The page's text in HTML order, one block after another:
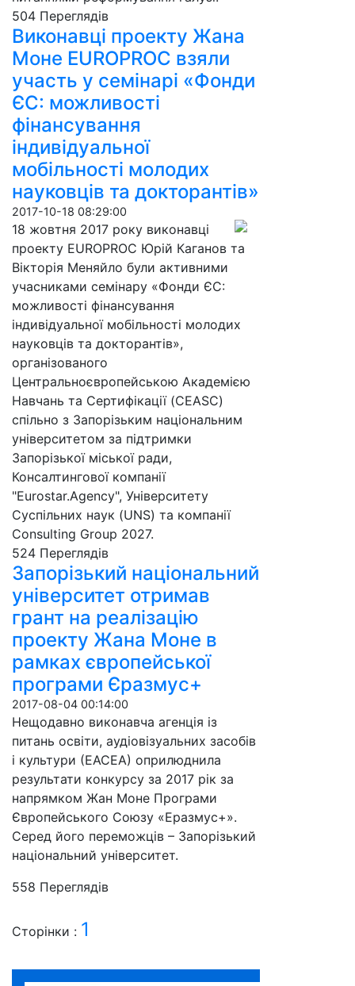
504 Пере­гля­дів
Виконавці проекту Жана
Моне EUROPROC взяли
участь у семінарі «Фонди
ЄС: можливості
фінансування
індивідуальної
мобільності молодих
науковців та докторантів»
2017-10-18 08:29:00
18 жовтня 2017 року виконавці
проекту EUROPROC Юрій Каганов та
Вікторія Меняйло були активними
учасниками семінару «Фонди ЄС:
можливості фінансування
індивідуальної мобільності молодих
науковців та докторантів»,
організованого
Центральноєвропейською Академією
Навчань та Сертифікації (CEASC)
спільно з Запорізьким національним
університетом за підтримки
Запорізької міської ради,
Консалтингової компанії
"Eurostar.Agency", Університету
Суспільних наук (UNS) та компанії
Consulting Group 2027.
524 Пере­гля­дів
Запорізький національний
університет отримав
грант на реалізацію
проекту Жана Моне в
рамках європейської
програми Єразмус+
2017-08-04 00:14:00
Нещодавно виконавча агенція із
питань освіти, аудіовізуальних засобів
і культури (ЕАСЕА) оприлюднила
результати конкурсу за 2017 рік за
напрямком Жан Моне Програми
Європейського Союзу «Еразмус+».
Серед його переможців – Запорізький
національний університет.
558 Пере­гля­дів
Сторінки : 1